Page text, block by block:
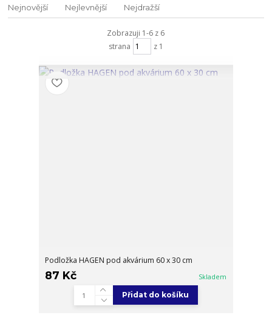
Nejnovější Nejlevnější Nejdražší
Zobrazuji 1-6 z 6
strana
z 1
Podložka HAGEN pod akvárium 60 x 30 cm
87 Kč Skladem
Přidat do košíku